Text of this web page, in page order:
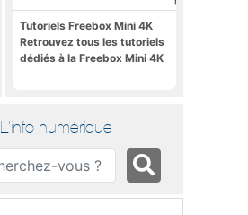
Tutoriels Freebox Mini 4K
Retrouvez tous les tutoriels
dédiés à la Freebox Mini 4K
L'info numérique